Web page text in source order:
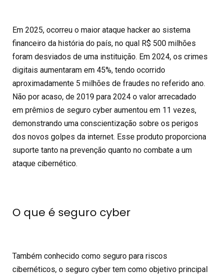
Em 2025, ocorreu o maior ataque hacker ao sistema
financeiro da história do país, no qual R$ 500 milhões
foram desviados de uma instituição. Em 2024, os crimes
digitais aumentaram em 45%, tendo ocorrido
aproximadamente 5 milhões de fraudes no referido ano.
Não por acaso, de 2019 para 2024 o valor arrecadado
em prêmios de seguro cyber aumentou em 11 vezes,
demonstrando uma conscientização sobre os perigos
dos novos golpes da internet. Esse produto proporciona
suporte tanto na prevenção quanto no combate a um
ataque cibernético.
O que é seguro cyber
Também conhecido como seguro para riscos
cibernéticos, o seguro cyber tem como objetivo principal